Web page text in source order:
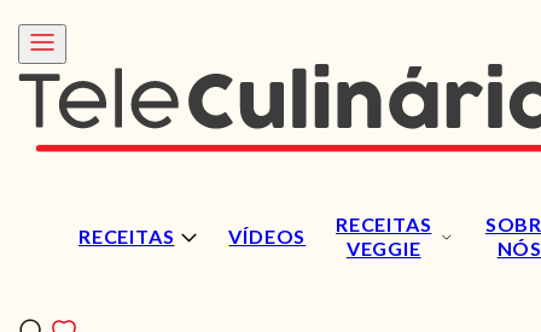
RECEITAS VÍDEOS
RECEITAS
VEGGIE
NÓS